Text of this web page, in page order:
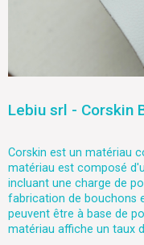
Lebiu srl - Corskin
Corskin est un matériau
matériau est composé
incluant une charge de
fabrication de bouchons
peuvent être à base de
matériau affiche un taux